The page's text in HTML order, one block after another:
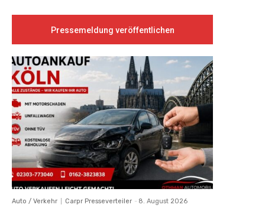
Pressemeldung veröffentlichen
Auto / Verkehr Carpr Presseverteiler - 8. August 2026